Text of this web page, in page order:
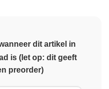
dit artikel in
is (let op: dit geeft
preorder)